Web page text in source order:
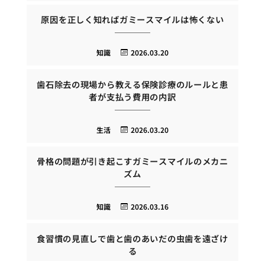
原因を正しく知ればガミースマイルは怖くない
2026.03.20
知識
歯石除去の現場から教える保険診療のルールと患
者が支払う費用の内訳
2026.03.20
生活
骨格の問題が引き起こすガミースマイルのメカニ
ズム
2026.03.16
知識
食習慣の見直しで歯と歯のあいだの虫歯を遠ざけ
る